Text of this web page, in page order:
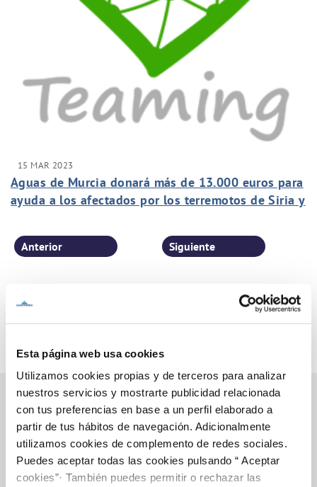
Esta página web usa cookies
Utilizamos cookies propias y de terceros para analizar
nuestros servicios y mostrarte publicidad relacionada
con tus preferencias en base a un perfil elaborado a
partir de tus hábitos de navegación. Adicionalmente
utilizamos cookies de complemento de redes sociales.
Puedes aceptar todas las cookies pulsando “ Aceptar
cookies”· También puedes permitir o rechazar las
15 MAR 2023
Aguas de Murcia donará más de 13.000 euros para
ayuda a los afectados por los terremotos de Siria y
Página 19 de 77
Anterior Siguiente
Inicio